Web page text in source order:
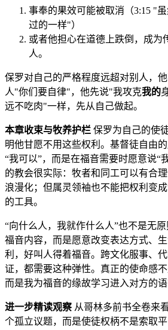
事奉的果效可能被取消（3:15 "
过的一样"）
或者他担心在道德上跌倒，成为
人。
保罗对自己的严格程度远超对别人，
人"你们要自律"，他先说"我攻克我的
远不吃肉"一样，先从自己做起。
本章收束与牧养护栏 保罗为自己的使
明他甘愿不用这些权利。基督徒自由
“我可以”，而是在福音需要时愿意说“
的教会很实际：牧者和同工可以有合
浪漫化；但属灵领袖也不能把权利变
的工具。
“向什么人，我就作什么人”也不是无
福音内容，而是愿意改变表达方式、
利，好叫人得着福音。跨文化服事、
证，都需要这种弹性。真正的使命感不
而是我为福音的缘故学习进入对方的语
进一步精读观察 从哥林多前书全卷来
个孤立议题，而是使徒权柄不是索取